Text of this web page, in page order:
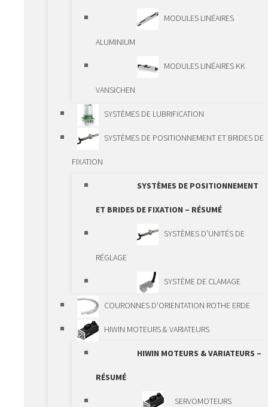
PLANÉTAIRES
CRÉMAILLÈRES ET
ACTIONNEURS À
ARBRE CANNELÉ À
BILLES
SYSTÈMES DE POSITIONNEMENT
STANDARD
RÉSUMÉ
PROFILÉ SYSTÈME EN
MODULES LINÉAIRES
ALUMINIUM
MODULES LINÉAIRES KK
VANSICHEN
SYSTÈMES DE LUBRIFICATION
SYSTÈMES DE POSITIONNEMENT ET BRIDES DE
FIXATION
SYSTÈMES DE POSITIONNEMENT
ET BRIDES DE FIXATION – RÉSUMÉ
SYSTÈMES D’UNITÉS DE
RÉGLAGE
SYSTÈME DE CLAMAGE
COURONNES D’ORIENTATION ROTHE ERDE
HIWIN MOTEURS & VARIATEURS
HIWIN MOTEURS & VARIATEURS –
RÉSUMÉ
SERVOMOTEURS